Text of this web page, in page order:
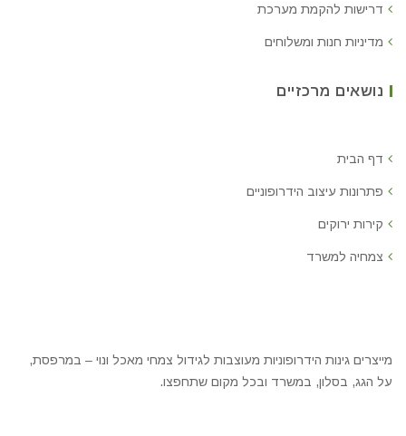
דרישות להקמת מערכת
מדיניות חנות ומשלוחים
נושאים מרכזיים
דף הבית
פתרונות עיצוב הידרופוניים
קירות ירוקים
צמחיה למשרד
מייצרים גינות הידרופוניות מעוצבות לגידול צמחי מאכל ונוי – במרפסת,
על הגג, בסלון, במשרד ובכל מקום שתחפצו.